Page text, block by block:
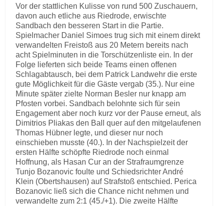
Vor der stattlichen Kulisse von rund 500 Zuschauern,
davon auch etliche aus Riedrode, erwischte
Sandbach den besseren Start in die Partie.
Spielmacher Daniel Simoes trug sich mit einem direkt
verwandelten Freistoß aus 20 Metern bereits nach
acht Spielminuten in die Torschützenliste ein. In der
Folge lieferten sich beide Teams einen offenen
Schlagabtausch, bei dem Patrick Landwehr die erste
gute Möglichkeit für die Gäste vergab (35.). Nur eine
Minute später zielte Norman Besler nur knapp am
Pfosten vorbei. Sandbach belohnte sich für sein
Engagement aber noch kurz vor der Pause erneut, als
Dimitrios Pliakas den Ball quer auf den mitgelaufenen
Thomas Hübner legte, und dieser nur noch
einschieben musste (40.). In der Nachspielzeit der
ersten Hälfte schöpfte Riedrode noch einmal
Hoffnung, als Hasan Cur an der Strafraumgrenze
Tunjo Bozanovic foulte und Schiedsrichter André
Klein (Obertshausen) auf Strafstoß entschied. Perica
Bozanovic ließ sich die Chance nicht nehmen und
verwandelte zum 2:1 (45./+1). Die zweite Hälfte